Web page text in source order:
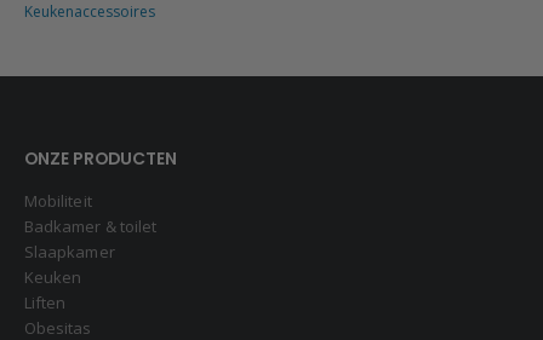
Keukenaccessoires
ONZE PRODUCTEN
Mobiliteit
Badkamer & toilet
Slaapkamer
Keuken
Liften
Obesitas